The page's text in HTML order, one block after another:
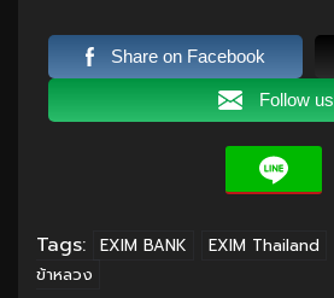
Share on Facebook
Follow us
Tags: EXIM BANK EXIM Thailand
ข้าหลวง